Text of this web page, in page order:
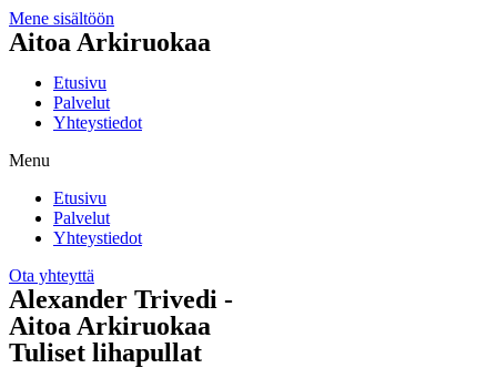
Mene sisältöön
Aitoa Arkiruokaa
Etusivu
Palvelut
Yhteystiedot
Menu
Etusivu
Palvelut
Yhteystiedot
Ota yhteyttä
Alexander Trivedi -
Aitoa Arkiruokaa
Tuliset lihapullat